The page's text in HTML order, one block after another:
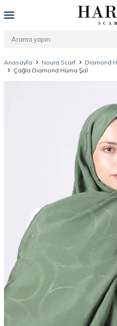
Anasayfa Noura Scarf
Diamond
Çağla Diamond Hüma Şal